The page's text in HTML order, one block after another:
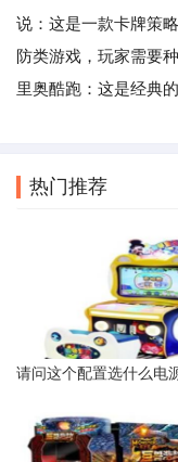
说：这是一款卡牌策
防类游戏，玩家需要
里奥酷跑：这是经典
热门推荐